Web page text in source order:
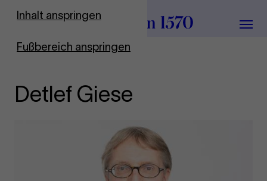
Inhalt anspringen
Fußbereich anspringen
Zur Startseite
Menü
Detlef Giese